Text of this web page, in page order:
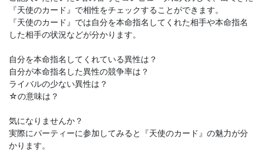
『天使のカード』で相性をチェックすることができます。
『天使のカード』では自分を本命指名してくれた相手や本命指名
した相手の状況などが分かります。
自分を本命指名してくれている異性は？
自分が本命指名した異性の競争率は？
ライバルの少ない異性は？
☆の意味は？
気になりませんか？
実際にパーティーに参加してみると『天使のカード』の魅力が分
かります。